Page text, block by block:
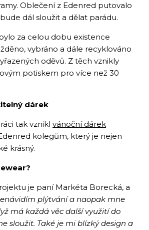
Oblečení z Edenred putovalo
dál sloužit a dělat parádu.
za celou dobu existence
vybráno a dále recyklováno
oděvů. Z těch vznikly
potiskem pro více než 30
dárek
tak vznikl vánoční dárek
kolegům, který je nejen
krásný.
je paní Markéta Borecká, a
plýtvání a naopak mne
má každá věc další využití do
sloužit. Také je mi blízký design a